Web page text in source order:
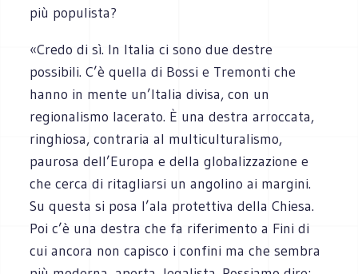
più populista?
«Credo di sì. In Italia ci sono due destre
possibili. C’è quella di Bossi e Tremonti che
hanno in mente un’Italia divisa, con un
regionalismo lacerato. È una destra arroccata,
ringhiosa, contraria al multiculturalismo,
paurosa dell’Europa e della globalizzazione e
che cerca di ritagliarsi un angolino ai margini.
Su questa si posa l’ala protettiva della Chiesa.
Poi c’è una destra che fa riferimento a Fini di
cui ancora non capisco i confini ma che sembra